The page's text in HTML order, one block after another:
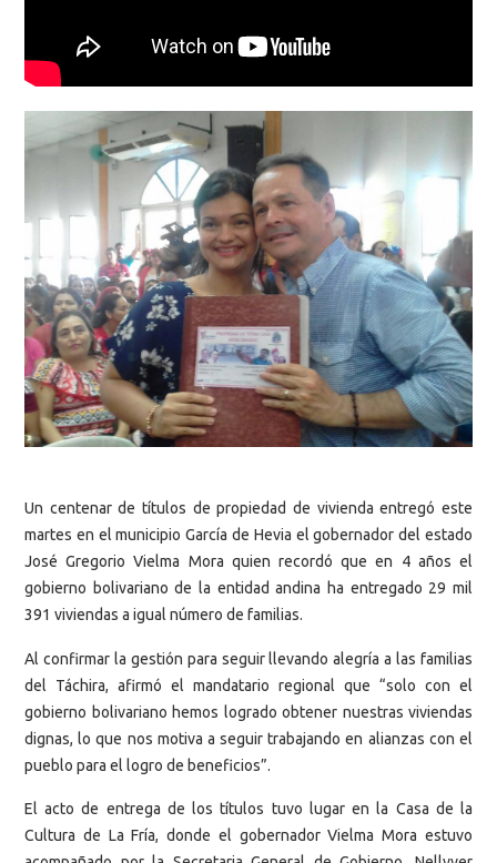
Un centenar de títulos de propiedad de vivienda entregó este
martes en el municipio García de Hevia el gobernador del estado
José Gregorio Vielma Mora quien recordó que en 4 años el
gobierno bolivariano de la entidad andina ha entregado 29 mil
391 viviendas a igual número de familias.
Al confirmar la gestión para seguir llevando alegría a las familias
del Táchira, afirmó el mandatario regional que “solo con el
gobierno bolivariano hemos logrado obtener nuestras viviendas
dignas, lo que nos motiva a seguir trabajando en alianzas con el
pueblo para el logro de beneficios”.
El acto de entrega de los títulos tuvo lugar en la Casa de la
Cultura de La Fría, donde el gobernador Vielma Mora estuvo